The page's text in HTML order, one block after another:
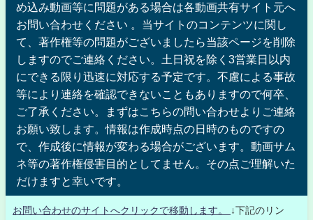
め込み動画等に問題がある場合は各動画共有サイト元へ
お問い合わせください 。当サイトのコンテンツに関し
て、著作権等の問題がございましたら当該ページを削除
しますのでご連絡ください。土日祝を除く3営業日以内
にできる限り迅速に対応する予定です。不慮による事故
等により連絡を確認できないこともありますので何卒、
ご了承ください。まずはこちらの問い合わせよりご連絡
お願い致します。情報は作成時点の日時のものですの
で、作成後に情報が変わる場合がございます。動画サム
ネ等の著作権侵害目的としてません。その点ご理解いた
だけますと幸いです。
お問い合わせのサイトへクリックで移動します。
↓下記のリン